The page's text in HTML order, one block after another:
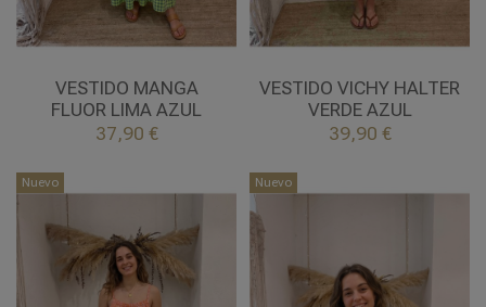
VESTIDO MANGA
FLUOR LIMA AZUL
37,90 €
UNICA
LIMA AZUL
Añadir al carrito
VESTIDO VICHY HALTER
VERDE AZUL
39,90 €
UNICA
VERDE AZUL
Añadir al carrito
Nuevo Nuevo